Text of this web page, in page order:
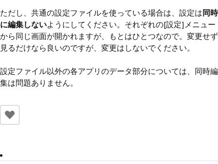
ただし、共通の設定ファイルを使っている場合は、設定は 同時
に編集しないようにしてください。それぞれの[設定]メニュー
から同じ画面が開かれますが、もとはひとつなので。変更せず
見るだけなら良いのですが、変更はしないでください。
設定ファイル以外の各アプリのデータ部分については、同時編
集は問題ありません。